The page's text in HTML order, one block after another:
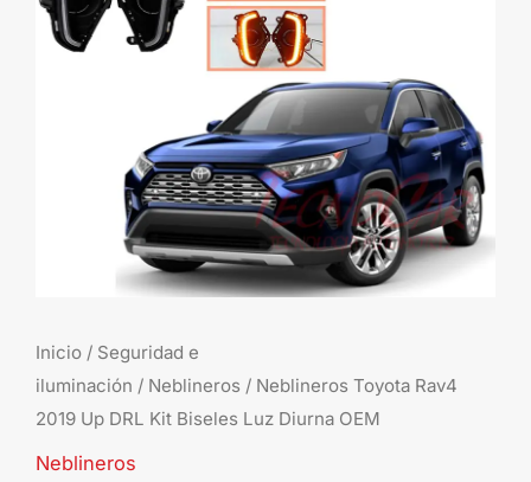
Inicio / Seguridad e
iluminación / Neblineros / Neblineros Toyota Rav4
2019 Up DRL Kit Biseles Luz Diurna OEM
Neblineros
2019